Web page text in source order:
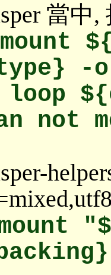
當中
mount
-
loop
not